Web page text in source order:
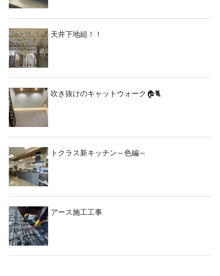
天井下地組！！
吹き抜けのキャットウォーク🏠🐈
トクラス新キッチン～色編～
アース施工工事